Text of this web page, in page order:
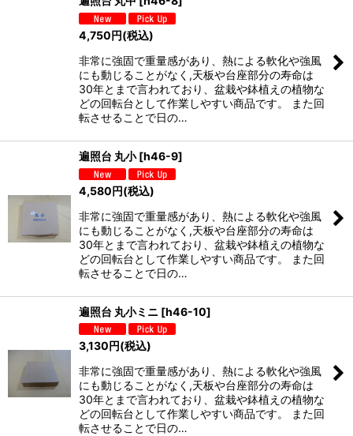
4,750円(税込)
非常に強固で重量感があり、熱による軟化や強風
にも動じることがなく,天板や台座部分の寿命は
30年とまで言われており、盆栽や鉢植えの植物な
どの回転台として作業しやすい商品です。 また回
転させることで日の…
遍照台 丸小 [h46-9]
4,580円(税込)
非常に強固で重量感があり、熱による軟化や強風
にも動じることがなく,天板や台座部分の寿命は
30年とまで言われており、盆栽や鉢植えの植物な
どの回転台として作業しやすい商品です。 また回
転させることで日の…
遍照台 丸小ミニ [h46-10]
3,130円(税込)
非常に強固で重量感があり、熱による軟化や強風
にも動じることがなく,天板や台座部分の寿命は
30年とまで言われており、盆栽や鉢植えの植物な
どの回転台として作業しやすい商品です。 また回
転させることで日の…